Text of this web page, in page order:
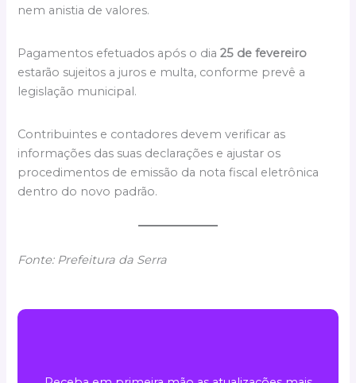
nem anistia de valores.
Pagamentos efetuados após o dia25 de fevereiro
estarão sujeitos a juros e multa, conforme prevê a
legislação municipal.
Contribuintes e contadores devem verificar as
informações das suas declarações e ajustar os
procedimentos de emissão da nota fiscal eletrônica
dentro do novo padrão.
Fonte: Prefeitura da Serra